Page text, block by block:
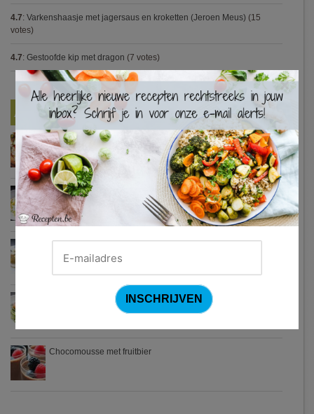
4.7: Varkenshaasje met jagersaus en kroketten (Jeroen Meus) (15
votes)
4.7: Gestoofde kip met dragon (7 votes)
Nieuwste Recepten
Turkse pizza met halloumi en courgette
Waterzooi van pladijs met venkel (Colruyt)
Courgetti met paprikasaus en halloumi (Sandra Bekkari)
Chocomousse met fruitbier
×